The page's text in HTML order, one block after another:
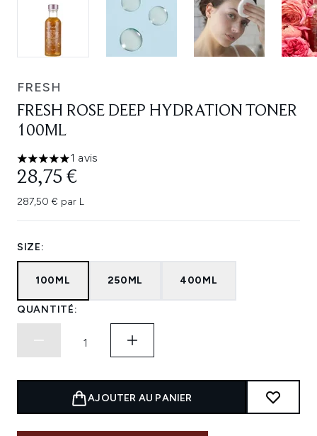
FRESH
FRESH ROSE DEEP HYDRATION TONER
100ML
5 étoiles sur un maximum de 5
1 avis
28,75 €
287,50 € par L
SIZE:
100ML 250ML 400ML
QUANTITÉ:
AJOUTER AU PANIER